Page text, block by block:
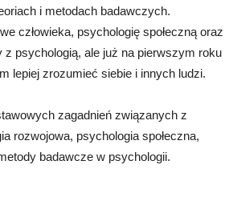
i metodach badawczych.
człowieka, psychologię społeczną oraz
z psychologią, ale już na pierwszym roku
lepiej zrozumieć siebie i innych ludzi.
zagadnień związanych z
rozwojowa, psychologia społeczna,
badawcze w psychologii.